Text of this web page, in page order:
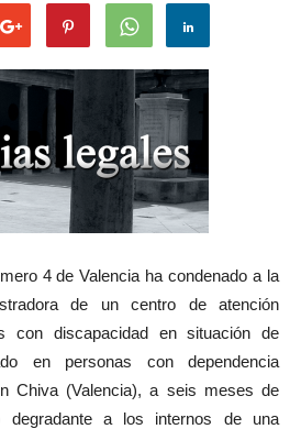
4 de Valencia ha condenado a la
de un centro de atención
con discapacidad en situación de
en personas con dependencia
Chiva (Valencia), a seis meses de
degradante a los internos de una